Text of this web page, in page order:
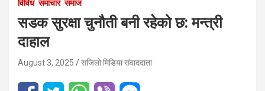
विविध समाचार समाज
सडक सुरक्षा चुनौती बनी रहेको छ: मन्त्री
दाहाल
August 3, 2025 सजिलो मिडिया संवाददाता